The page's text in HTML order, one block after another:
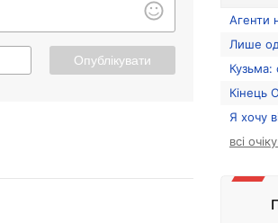
Опублікувати
Агенти
Лише
Кінець
Я хочу
всі